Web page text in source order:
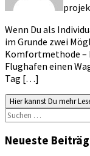
Wenn Du als
im Grunde zwei
Komfortmethode –
Flughafen einen
Tag […]
Hier kannst Du mehr
Suchen
nach:
Neueste